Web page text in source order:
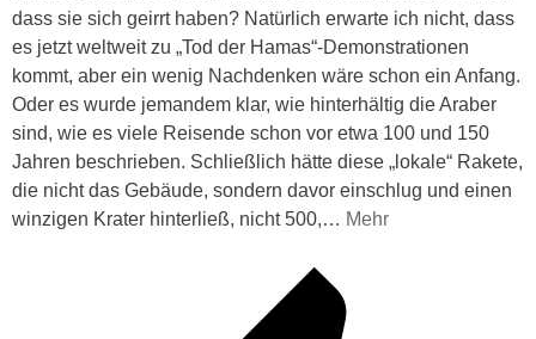
dass sie sich geirrt haben? Natürlich erwarte ich nicht, dass
es jetzt weltweit zu „Tod der Hamas“-Demonstrationen
kommt, aber ein wenig Nachdenken wäre schon ein Anfang.
Oder es wurde jemandem klar, wie hinterhältig die Araber
sind, wie es viele Reisende schon vor etwa 100 und 150
Jahren beschrieben. Schließlich hätte diese „lokale“ Rakete,
die nicht das Gebäude, sondern davor einschlug und einen
winzigen Krater hinterließ, nicht 500,… Mehr